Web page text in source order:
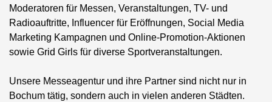
Moderatoren für Messen, Veranstaltungen, TV- und
Radioauftritte, Influencer für Eröffnungen, Social Media
Marketing Kampagnen und Online-Promotion-Aktionen
sowie Grid Girls für diverse Sportveranstaltungen.
Unsere Messeagentur und ihre Partner sind nicht nur in
Bochum tätig, sondern auch in vielen anderen Städten.